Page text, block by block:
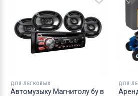
ДЛЯ ЛЕГКОВЫХ
Автомузыку Магнитолу бу в
ДЛЯ
Аренда прокат